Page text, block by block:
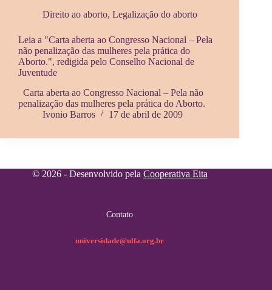
Direito ao aborto, Legalização do aborto
Leia a "Carta aberta ao Congresso Nacional – Pela
não penalização das mulheres pela prática do
Aborto.", redigida pelo Conselho Nacional de
Juventude
Carta aberta ao Congresso Nacional – Pela não
penalização das mulheres pela prática do Aborto.
Ivonio Barros
17 de abril de 2009
© 2026 - Desenvolvido pela Cooperativa Eita
Contato
universidade@ulfa.org.br